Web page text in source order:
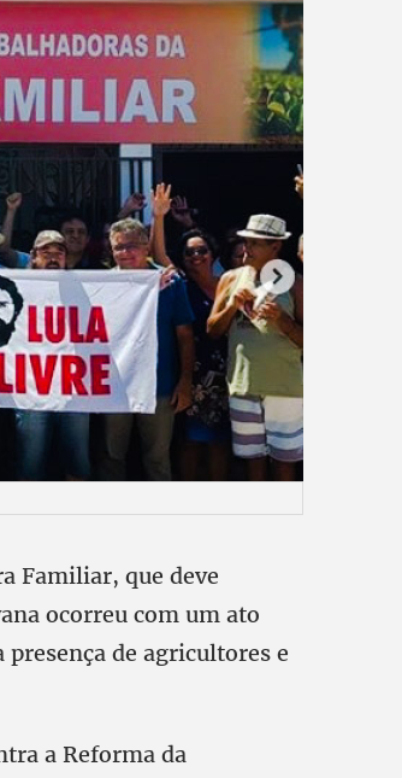
Familiar, que deve
ocorreu com um ato
de agricultores e
a Reforma da